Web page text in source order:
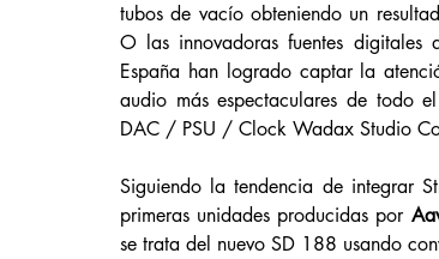
tubos de vacío obteniendo un
O las innovadoras fuentes
España han logrado captar la
audio más espectaculares de todo
DAC / PSU / Clock Wadax Studio
Siguiendo la tendencia de integrar
primeras unidades producidas por
se trata del nuevo SD 188 usando